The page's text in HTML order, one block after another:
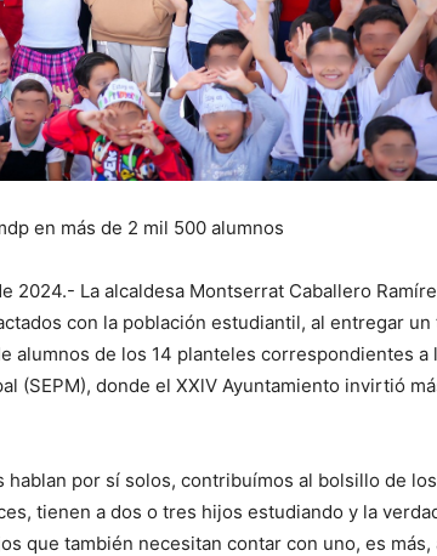
en más de 2 mil 500 alumnos
2024.- La alcaldesa Montserrat Caballero
con la población estudiantil, al entregar un
alumnos de los 14 planteles correspondientes a
(SEPM), donde el XXlV Ayuntamiento invirtió
por sí solos, contribuímos al bolsillo de los
tienen a dos o tres hijos estudiando y la
que también necesitan contar con uno, es más,